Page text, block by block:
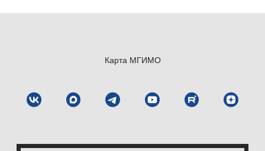
Карта МГИМО